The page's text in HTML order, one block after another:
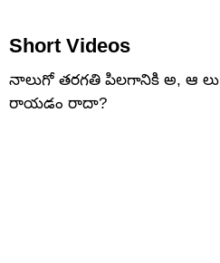
Short Videos
నాలుగో త‌ర‌గతి పిలగానికి అ, ఆ లు
రాయ‌డం రాదా?